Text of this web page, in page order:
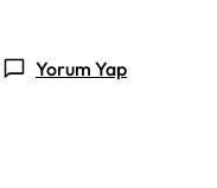
Yorum Yap